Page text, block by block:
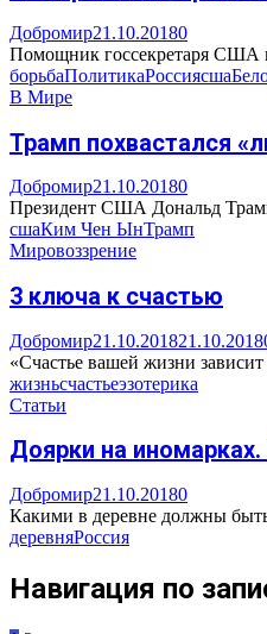
Добромир21.10.20180
Помощник госсекретаря США
борьбаПолитикаРоссиясша
В Мире
Трамп похвастался
Добромир21.10.20180
Президент США Дональд
сшаКим Чен ЫнТрамп
Мировоззрение
3 ключа к счастью
Добромир21.10.201821.10.2018
«Счастье вашей жизни
жизньсчастьеэзотерика
Статьи
Доярки на
Добромир21.10.20180
Какими в деревне должны
деревняРоссия
Навигация по